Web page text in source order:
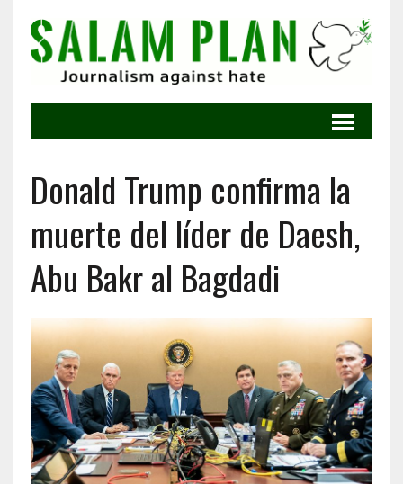
Donald Trump confirma la
muerte del líder de Daesh,
Abu Bakr al Bagdadi